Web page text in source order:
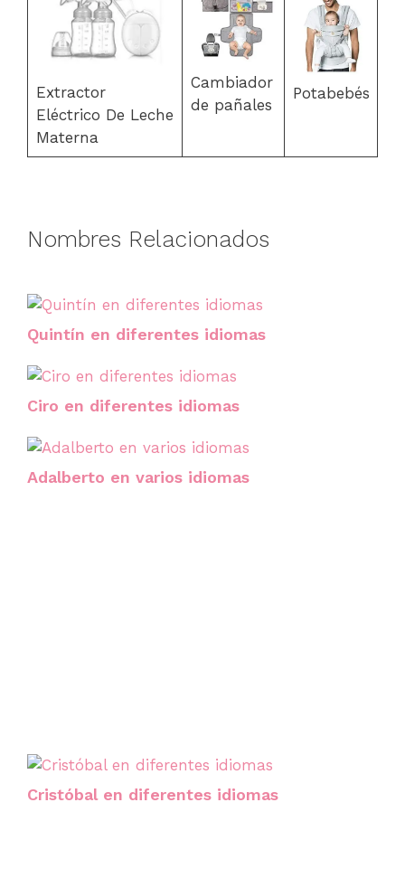
Extractor
Eléctrico De Leche
Materna
Cambiador
de pañales
Potabebés
Nombres Relacionados
Quintín en diferentes idiomas
Ciro en diferentes idiomas
Adalberto en varios idiomas
Cristóbal en diferentes idiomas